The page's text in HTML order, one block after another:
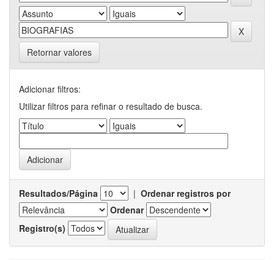
Retornar valores
Adicionar filtros:
Utilizar filtros para refinar o resultado de busca.
Resultados/Página | Ordenar registros por
Ordenar
Registro(s)